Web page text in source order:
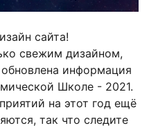
сайта!
свежим дизайном,
информация
Школе - 2021.
на этот год ещё
так что следите